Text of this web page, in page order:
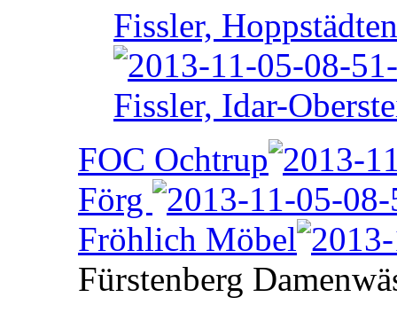
Fissler,
Fissler, Idar-
FOC Ochtrup
Förg
Fröhlich Möbel
Fürstenberg